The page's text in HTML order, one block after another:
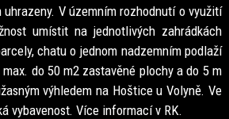
V územním rozhodnutí o využití
umístit na jednotlivých zahrádkách
chatu o jednom nadzemním podlaží
do 50 m2 zastavěné plochy a do 5 m
výhledem na Hoštice u Volyně. Ve
vybavenost. Více informací v RK.